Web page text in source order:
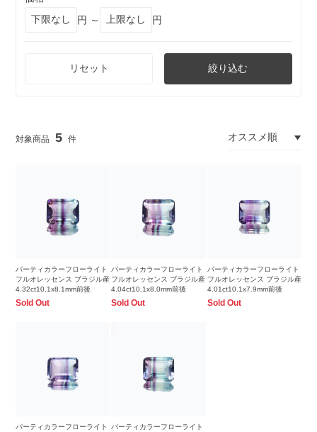
円 ～
円
リセット 絞り込む
5
パーティカラーフローライト
フルオレッセンス ブラジル産
4.32ct10.1x8.1mm前後
Sold Out
パーティカラーフローライト
フルオレッセンス ブラジル産
4.04ct10.1x8.0mm前後
Sold Out
パーティカラーフローライト
フルオレッセンス ブラジル産
4.01ct10.1x7.9mm前後
Sold Out
パーティカラーフローライト
パーティカラーフローライト